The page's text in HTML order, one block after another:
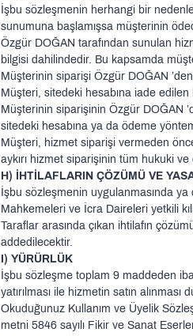
İşbu sözleşmenin herhangi bir
sunumuna başlamışsa müşterinin
Özgür DOĞAN tarafından sunulan
bilgisi dahilindedir. Bu kapsamda
Müşterinin siparişi Özgür DOĞAN
Müşteri, sitedeki hesabına iade
Müşterinin siparişinin Özgür DOĞAN
sitedeki hesabına ya da ödeme
Müşteri, hizmet siparişi vermeden
aykırı hizmet siparişinin tüm hukuki
H) İHTİLAFLARIN ÇÖZÜMÜ VE
İşbu sözleşmenin uygulanmasında
Mahkemeleri ve İcra Daireleri yetkili
Taraflar arasında çıkan ihtilafın
addedilecektir.
I) YÜRÜRLÜK
İşbu sözleşme toplam 9 maddeden
yatırılması ile hizmetin satın
Okuduğunuz Kullanım ve Üyelik
metni 5846 sayılı Fikir ve Sanat